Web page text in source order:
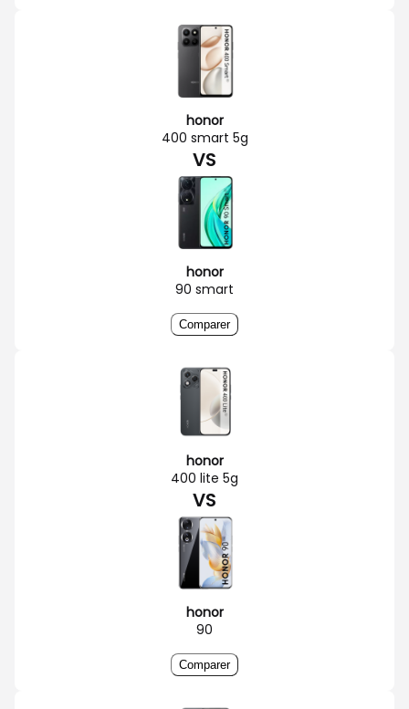
honor
400 smart 5g
VS
honor
90 smart
Comparer
honor
400 lite 5g
VS
honor
90
Comparer